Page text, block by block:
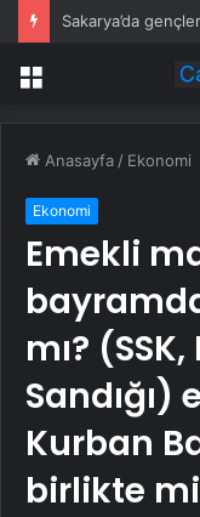
Sakarya’da
Menü
Anasayfa / Ekonomi
Ekonomi
Emekli
mı?
Sandığı)
Kurban
birlikte mi